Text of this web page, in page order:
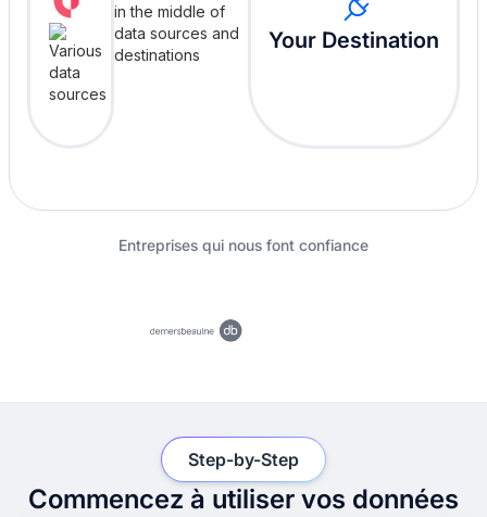
Your Destination
Entreprises qui nous font confiance
Commencez à utiliser vos données
Step-by-Step